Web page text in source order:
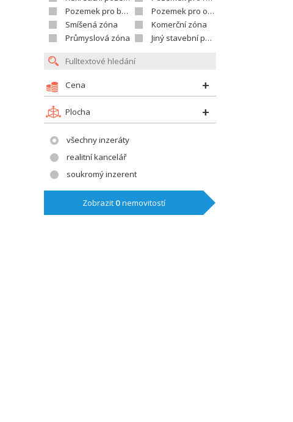
Pozemek pro bytovou výstavbu
Pozemek pro občanskou vybavenost
Smíšená zóna
Komerční zóna
Průmyslová zóna
Jiný stavební pozemek
Cena
Plocha
všechny inzeráty
realitní kancelář
soukromý inzerent
Zobrazit 0nemovitostí